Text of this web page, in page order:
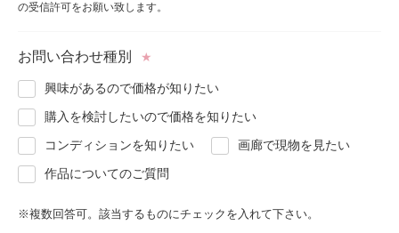
Schedule
About
Blog
Contact
の受信許可をお願い致します。
お問い合わせ種別 ★
興味があるので価格が知りたい
購入を検討したいので価格を知りたい
コンディションを知りたい 画廊で現物を見たい
作品についてのご質問
※複数回答可。該当するものにチェックを入れて下さい。